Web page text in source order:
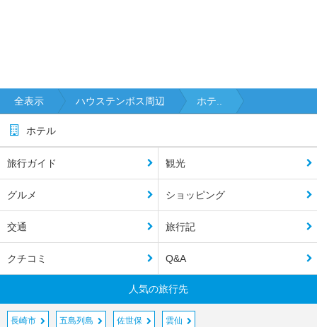
全表示 ハウステンボス周辺 ホテ..
ホテル
旅行ガイド 観光
グルメ ショッピング
交通 旅行記
クチコミ Q&A
人気の旅行先
長崎市 五島列島 佐世保 雲仙